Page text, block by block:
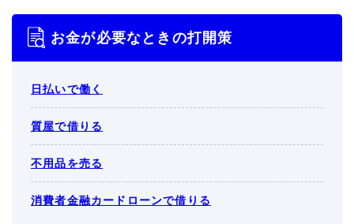
お金が必要なときの打開策
日払いで働く
質屋で借りる
不用品を売る
消費者金融カードローンで借りる